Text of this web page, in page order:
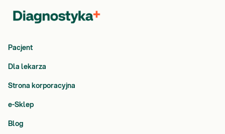
Pacjent
Dla lekarza
Strona korporacyjna
e-Sklep
Blog